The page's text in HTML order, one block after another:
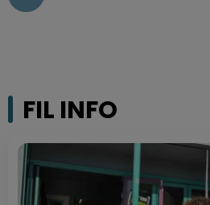
FIL INFO